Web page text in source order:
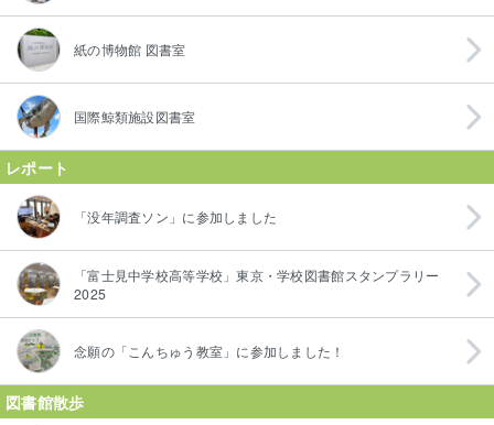
紙の博物館 図書室
国際鯨類施設図書室
レポート
「没年調査ソン」に参加しました
「富士見中学校高等学校」東京・学校図書館スタンプラリー
2025
念願の「こんちゅう教室」に参加しました！
図書館散歩